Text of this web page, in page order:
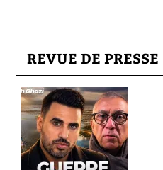
REVUE DE PRESSE